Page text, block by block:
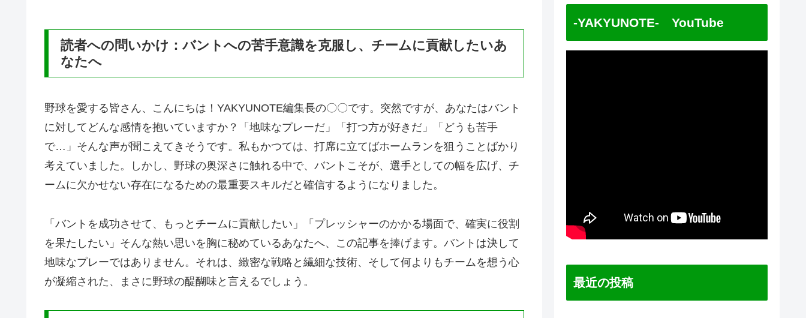
読者への問いかけ：バントへの苦手意識を克服し、チームに貢献したいあ
なたへ
野球を愛する皆さん、こんにちは！YAKYUNOTE編集長の〇〇です。突然ですが、あなたはバント
に対してどんな感情を抱いていますか？「地味なプレーだ」「打つ方が好きだ」「どうも苦手
で…」そんな声が聞こえてきそうです。私もかつては、打席に立てばホームランを狙うことばかり
考えていました。しかし、野球の奥深さに触れる中で、バントこそが、選手としての幅を広げ、チ
ームに欠かせない存在になるための最重要スキルだと確信するようになりました。
「バントを成功させて、もっとチームに貢献したい」「プレッシャーのかかる場面で、確実に役割
を果たしたい」そんな熱い思いを胸に秘めているあなたへ、この記事を捧げます。バントは決して
地味なプレーではありません。それは、緻密な戦略と繊細な技術、そして何よりもチームを想う心
が凝縮された、まさに野球の醍醐味と言えるでしょう。
-YAKYUNOTE- YouTube
最近の投稿